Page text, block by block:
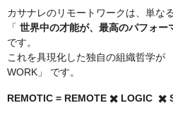
カサナレのリモートワークは、単な
「 世界中の才能が、最高のパフォー
です。
これを具現化した独自の組織哲学が
WORK」 です。
REMOTIC = REMOTE ✖️ LOGIC ✖️